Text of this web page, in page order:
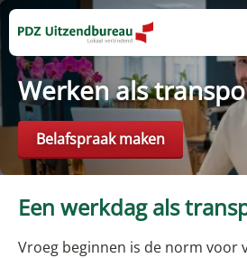
Werken als
Belafspraak maken
Een werkdag als
Vroeg beginnen is de norm voor